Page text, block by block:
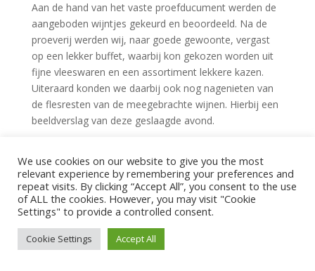
Aan de hand van het vaste proefducument werden de
aangeboden wijntjes gekeurd en beoordeeld. Na de
proeverij werden wij, naar goede gewoonte, vergast
op een lekker buffet, waarbij kon gekozen worden uit
fijne vleeswaren en een assortiment lekkere kazen.
Uiteraard konden we daarbij ook nog nagenieten van
de flesresten van de meegebrachte wijnen. Hierbij een
beeldverslag van deze geslaagde avond.
We use cookies on our website to give you the most
relevant experience by remembering your preferences and
repeat visits. By clicking “Accept All”, you consent to the use
of ALL the cookies. However, you may visit "Cookie
Settings" to provide a controlled consent.
Cookie Settings Accept All